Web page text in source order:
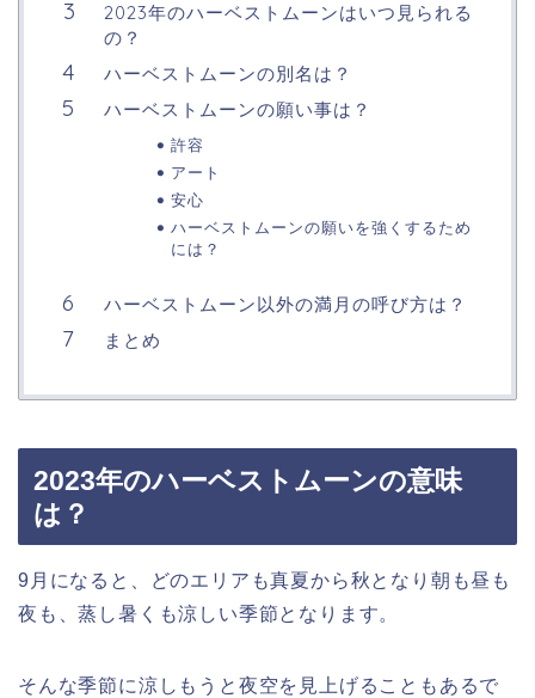
2023年のハーベストムーンはいつ見られる
の？
ハーベストムーンの別名は？
ハーベストムーンの願い事は？
許容
アート
安心
ハーベストムーンの願いを強くするため
には？
ハーベストムーン以外の満月の呼び方は？
まとめ
2023年のハーベストムーンの意味
は？
9月になると、どのエリアも真夏から秋となり朝も昼も
夜も、蒸し暑くも涼しい季節となります。
そんな季節に涼しもうと夜空を見上げることもあるで